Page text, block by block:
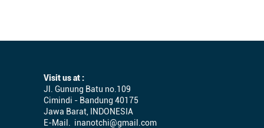
Visit us at :
Jl. Gunung Batu no.109
Cimindi - Bandung 40175
Jawa Barat, INDONESIA
E-Mail. inanotchi@gmail.com